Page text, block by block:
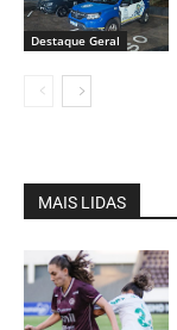
Destaque Geral
MAIS LIDAS